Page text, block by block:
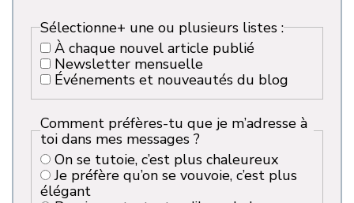
Sélectionne+ une ou plusieurs listes :
À chaque nouvel article publié
Newsletter mensuelle
Événements et nouveautés du blog
Comment préfères-tu que je m’adresse à
toi dans mes messages ?
On se tutoie, c’est plus chaleureux
Je préfère qu’on se vouvoie, c’est plus
élégant